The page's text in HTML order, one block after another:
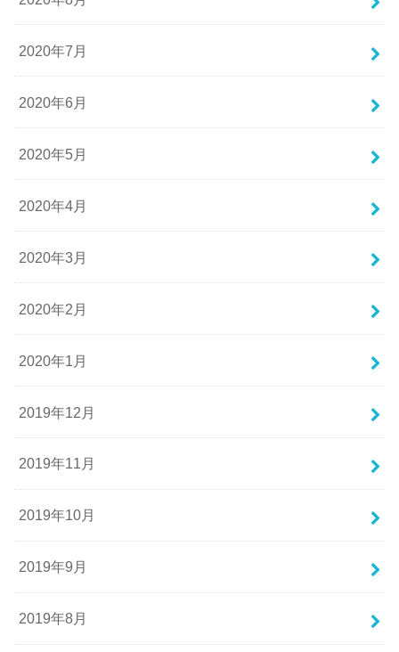
2020年7月
2020年6月
2020年5月
2020年4月
2020年3月
2020年2月
2020年1月
2019年12月
2019年11月
2019年10月
2019年9月
2019年8月